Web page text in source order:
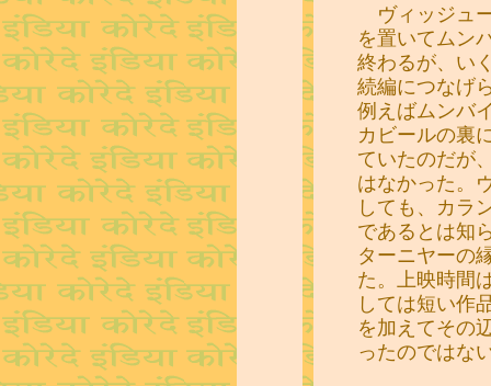
ヴィッジュ
を置いてムン
終わるが、い
続編につなげ
例えばムンバ
カビールの裏
ていたのだが
はなかった。
しても、カラ
であるとは知
ターニヤーの
た。上映時間
しては短い作
を加えてその
ったのではな